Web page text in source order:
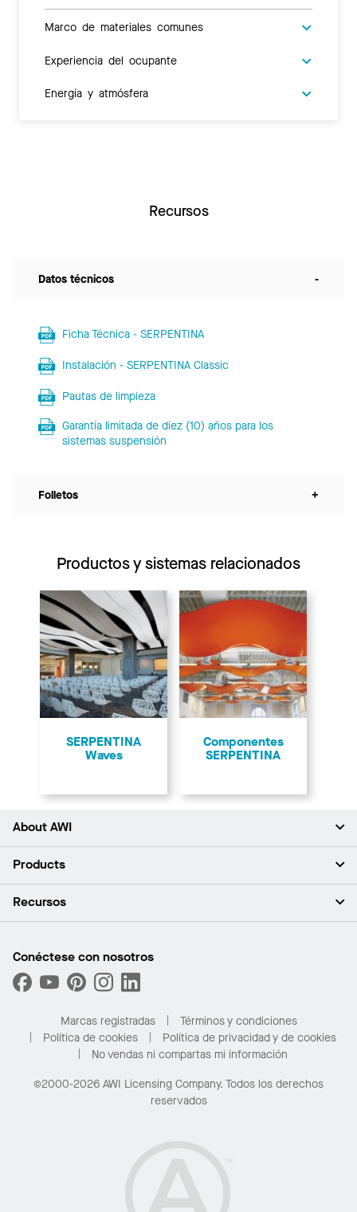
Marco de materiales comunes
Experiencia del ocupante
Energía y atmósfera
Recursos
Datos técnicos -
Ficha Técnica - SERPENTINA
Instalación - SERPENTINA Classic
Pautas de limpieza
Garantía limitada de diez (10) años para los
sistemas suspensión
Folletos +
Productos y sistemas relacionados
SERPENTINA
Waves
Componentes
SERPENTINA
About AWI
Acerca de nosotros
Sala de prensa
¿Cuáles son mis opciones de compra?
Products
Plafones
Capacidades personalizadas
Desempeño
Recursos
Buscar un distribuidor
Solicitar muestras
Compre en línea con Kanopi
Para el hogar
Conéctese con nosotros
Marcas registradas
Términos y condiciones
Política de cookies
Política de privacidad y de cookies
No vendas ni compartas mi información
©2000-2026 AWI Licensing Company. Todos los derechos
reservados